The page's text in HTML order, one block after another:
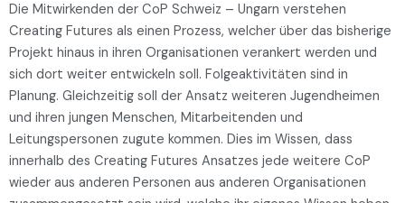
Die Mitwirkenden der CoP Schweiz – Ungarn verstehen
Creating Futures als einen Prozess, welcher über das bisherige
Projekt hinaus in ihren Organisationen verankert werden und
sich dort weiter entwickeln soll. Folgeaktivitäten sind in
Planung. Gleichzeitig soll der Ansatz weiteren Jugendheimen
und ihren jungen Menschen, Mitarbeitenden und
Leitungspersonen zugute kommen. Dies im Wissen, dass
innerhalb des Creating Futures Ansatzes jede weitere CoP
wieder aus anderen Personen aus anderen Organisationen